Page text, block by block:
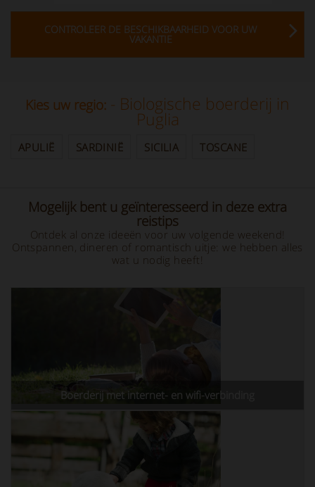
CONTROLEER DE BESCHIKBAARHEID VOOR UW
VAKANTIE
Kies uw regio: - Biologische boerderij in
Puglia
APULIË SARDINIË SICILIA TOSCANE
Mogelijk bent u geïnteresseerd in deze extra
reistips
Ontdek al onze ideeën voor uw volgende weekend!
Ontspannen, dineren of romantisch uitje: we hebben alles
wat u nodig heeft!
Boerderij met internet- en wifi-verbinding